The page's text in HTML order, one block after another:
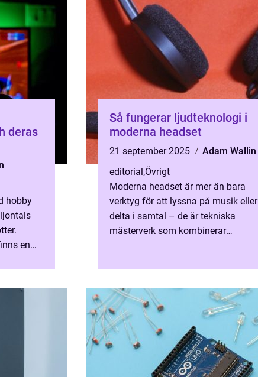
deras
hobby
en
Så fungerar ljudteknologi i
moderna headset
21 september 2025
Adam Wallin
editorial,Övrigt
Moderna headset är mer än bara
verktyg för att lyssna på musik eller
delta i samtal – de är tekniska
mästerverk som kombinerar